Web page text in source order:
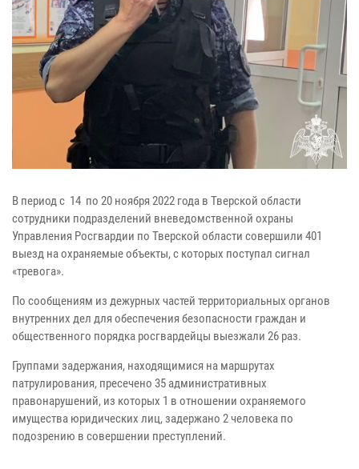
В период с 14 по 20 ноября 2022 года в Тверской области
сотрудники подразделений вневедомственной охраны
Управления Росгвардии по Тверской области совершили 401
выезд на охраняемые объекты, с которых поступал сигнал
«тревога».
По сообщениям из дежурных частей территориальных органов
внутренних дел для обеспечения безопасности граждан и
общественного порядка росгвардейцы выезжали 26 раз.
Группами задержания, находящимися на маршрутах
патрулирования, пресечено 35 административных
правонарушений, из которых 1 в отношении охраняемого
имущества юридических лиц, задержано 2 человека по
подозрению в совершении преступлений.